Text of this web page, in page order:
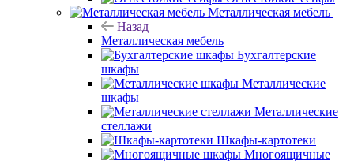
Металлическая мебель
Назад
Металлическая мебель
Бухгалтерские
шкафы
Металлические
шкафы
Металлические
стеллажи
Шкафы-картотеки
Многоящичные